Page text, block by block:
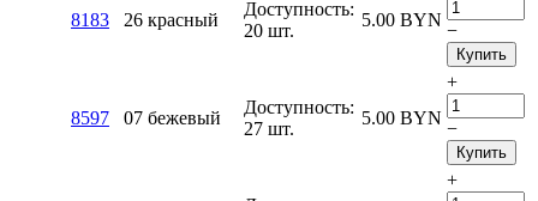
8183 26 красный
Доступность:
20 шт.
5.00 BYN
−
Купить
8597 07 бежевый
Доступность:
27 шт.
5.00 BYN
+
−
Купить
+